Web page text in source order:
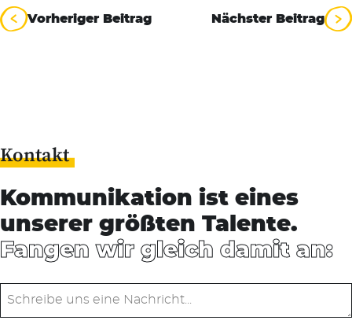
Beitragsnavigation
Vorheriger Beitrag Nächster Beitrag
Kontakt
Kommunikation ist eines
unserer größten Talente.
Fangen wir gleich damit an: